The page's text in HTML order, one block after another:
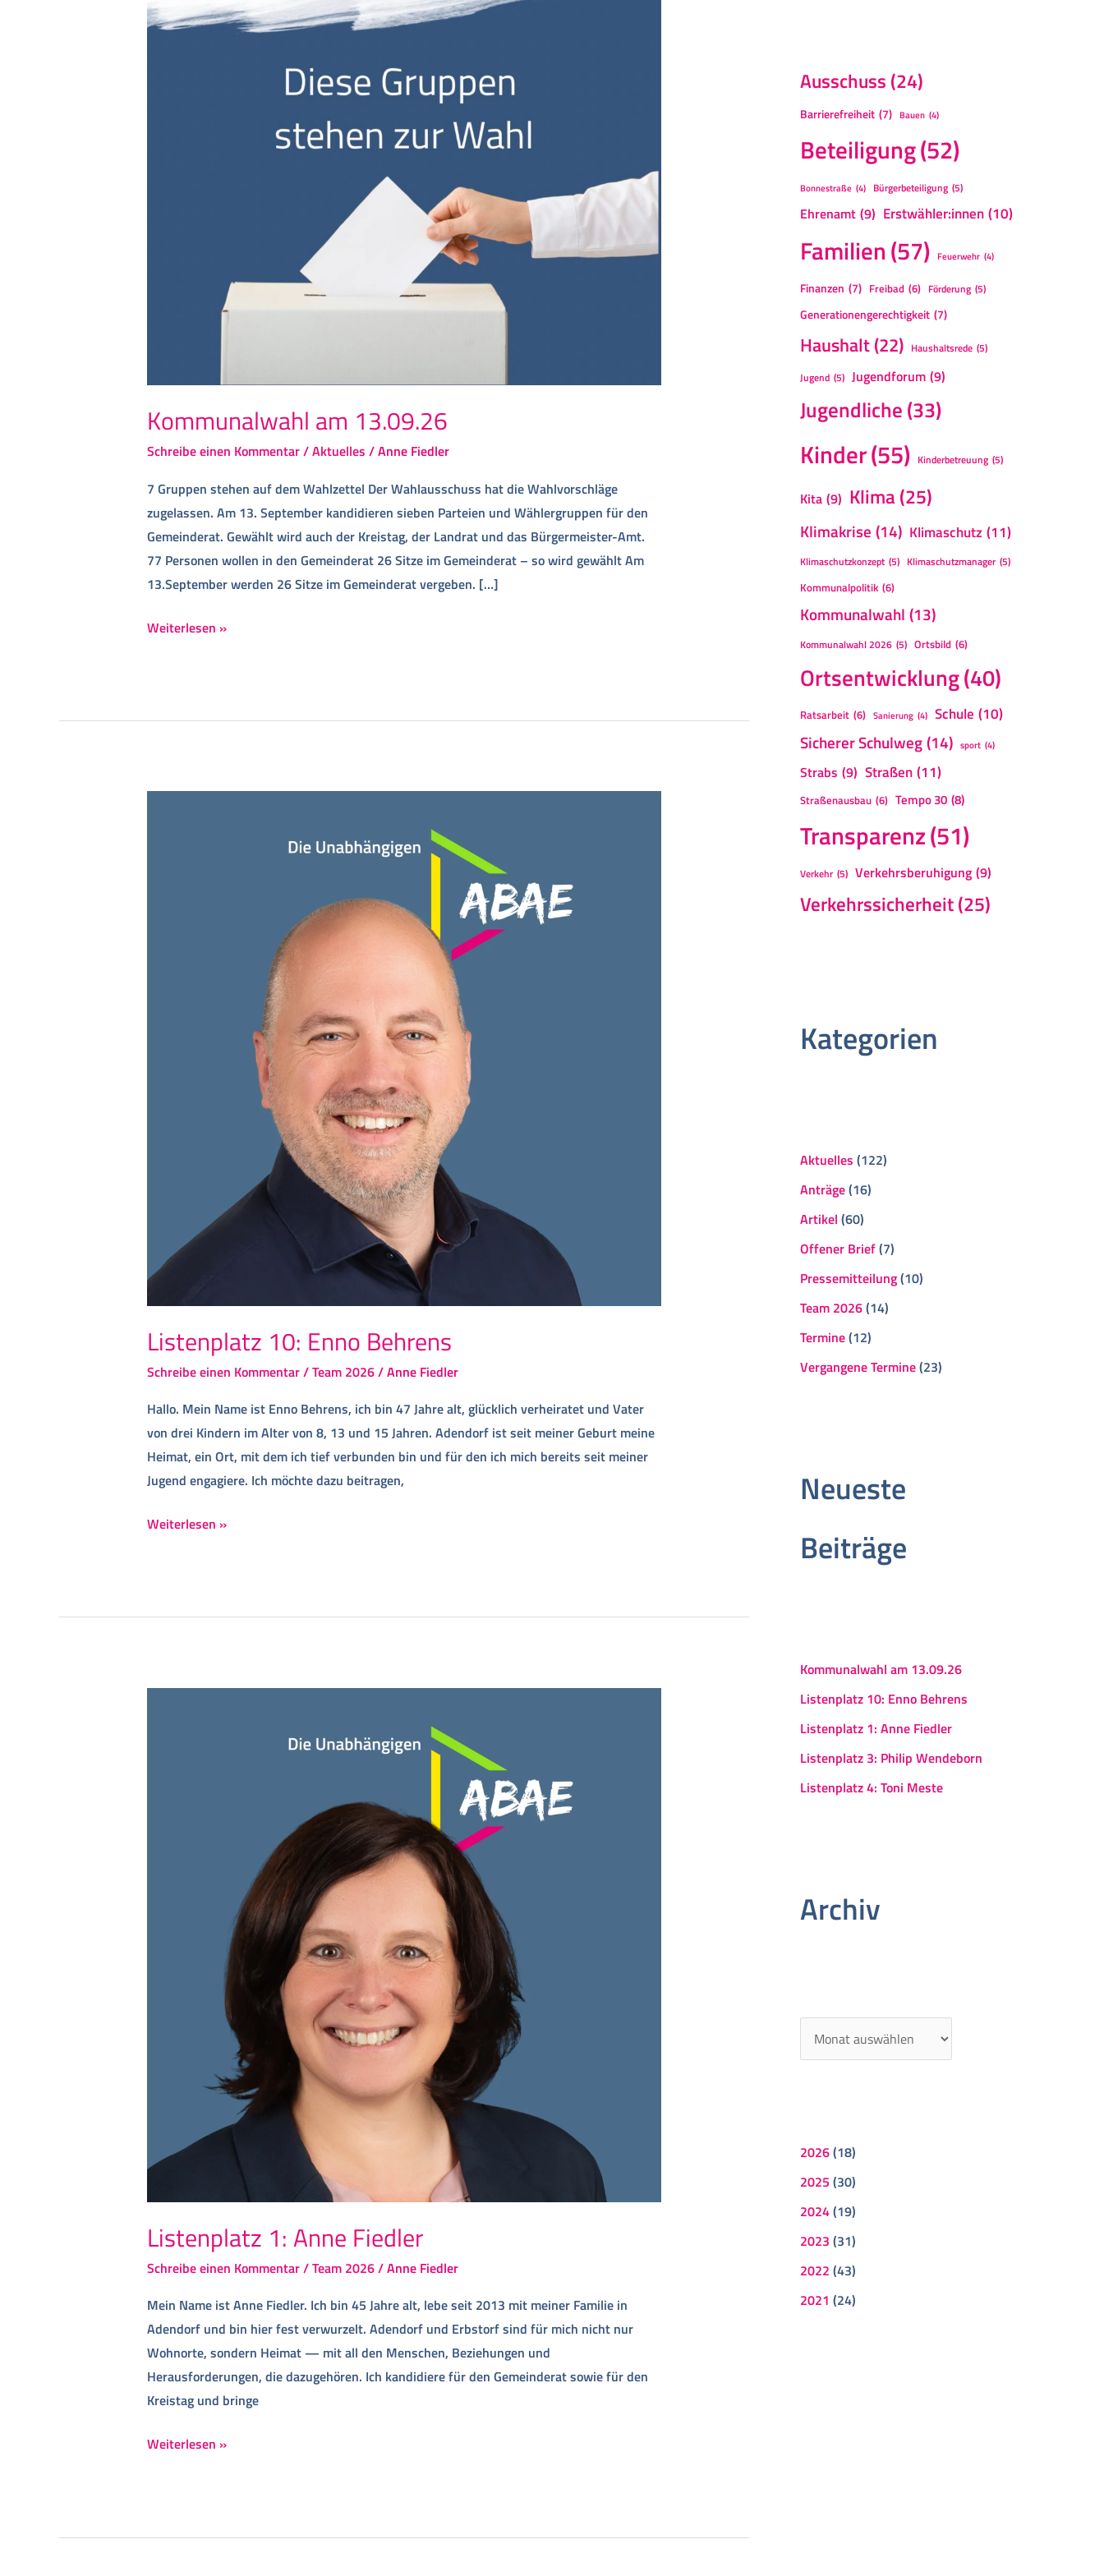
Kommunalwahl am 13.09.26
Schreibe einen Kommentar/Aktuelles /Anne Fiedler
7 Gruppen stehen auf dem Wahlzettel Der Wahlausschuss hat die Wahlvorschläge
zugelassen. Am 13. September kandidieren sieben Parteien und Wählergruppen für den
Gemeinderat. Gewählt wird auch der Kreistag, der Landrat und das Bürgermeister-Amt.
77 Personen wollen in den Gemeinderat 26 Sitze im Gemeinderat – so wird gewählt Am
13.September werden 26 Sitze im Gemeinderat vergeben. […]
Weiterlesen »
Listenplatz 10: Enno Behrens
Schreibe einen Kommentar/Team 2026/Anne Fiedler
Hallo. Mein Name ist Enno Behrens, ich bin 47 Jahre alt, glücklich verheiratet und Vater
von drei Kindern im Alter von 8, 13 und 15 Jahren. Adendorf ist seit meiner Geburt meine
Heimat, ein Ort, mit dem ich tief verbunden bin und für den ich mich bereits seit meiner
Jugend engagiere. Ich möchte dazu beitragen,
Weiterlesen »
Listenplatz 1: Anne Fiedler
Schreibe einen Kommentar/Team 2026/Anne Fiedler
Mein Name ist Anne Fiedler. Ich bin 45 Jahre alt, lebe seit 2013 mit meiner Familie in
Adendorf und bin hier fest verwurzelt. Adendorf und Erbstorf sind für mich nicht nur
Wohnorte, sondern Heimat — mit all den Menschen, Beziehungen und
Herausforderungen, die dazugehören. Ich kandidiere für den Gemeinderat sowie für den
Kreistag und bringe
Weiterlesen »
Ausschuss (24)
Barrierefreiheit (7) Bauen (4)
Beteiligung(52)
Bonnestraße (4) Bürgerbeteiligung (5)
Ehrenamt (9) Erstwähler:innen (10)
Familien(57) Feuerwehr (4)
Finanzen (7) Freibad (6) Förderung (5)
Generationengerechtigkeit (7)
Haushalt(22) Haushaltsrede (5)
Jugend (5) Jugendforum (9)
Jugendliche(33)
Kinder(55) Kinderbetreuung (5)
Kita (9) Klima (25)
Klimakrise (14) Klimaschutz (11)
Klimaschutzkonzept (5) Klimaschutzmanager (5)
Kommunalpolitik (6)
Kommunalwahl (13)
Kommunalwahl 2026 (5) Ortsbild (6)
Ortsentwicklung(40)
Ratsarbeit (6) Sanierung (4) Schule (10)
Sicherer Schulweg(14) sport (4)
Strabs (9) Straßen(11)
Straßenausbau (6) Tempo 30 (8)
Transparenz(51)
Verkehr (5) Verkehrsberuhigung (9)
Verkehrssicherheit(25)
Kategorien
Aktuelles (122)
Anträge(16)
Artikel (60)
Offener Brief(7)
Pressemitteilung(10)
Team 2026(14)
Termine(12)
Vergangene Termine(23)
Neueste
Beiträge
Kommunalwahl am 13.09.26
Listenplatz 10: Enno Behrens
Listenplatz 1: Anne Fiedler
Listenplatz 3: Philip Wendeborn
Listenplatz 4: Toni Meste
Archiv
2026(18)
2025 (30)
2024(19)
2023 (31)
2022 (43)
2021 (24)